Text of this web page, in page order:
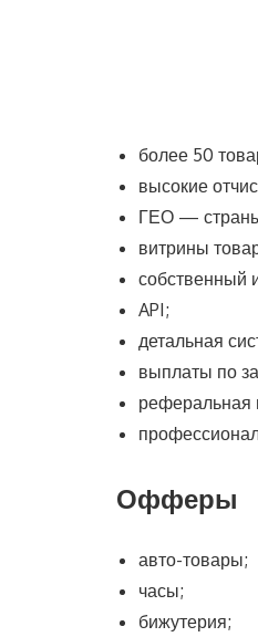
более 50
высокие
ГЕО —
витрины
собственный
API;
детальная
выплаты по
реферальная
Офферы
авто-товары;
часы;
бижутерия;